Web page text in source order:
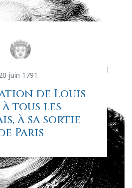
juin 1791
de Louis
à tous les
à sa sortie
Paris